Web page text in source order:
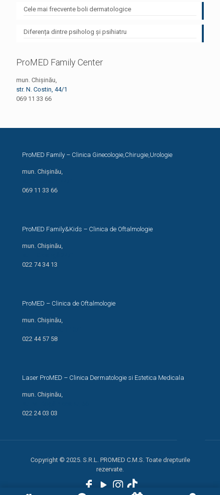
Cele mai frecvente boli dermatologice
Diferența dintre psiholog și psihiatru
ProMED Family Center
mun. Chișinău,
str. N. Costin, 44/1
069 11 33 66
ProMED Family – Clinica Ginecologie,Chirugie,Urologie
mun. Chișinău,
069 11 33 66
ProMED Family&Kids – Clinica de Oftalmologie
mun. Chișinău,
022 74 34 13
ProMED – Clinica de Oftalmologie
mun. Chișinău,
022 44 57 58
Laser ProMED – Clinica Dermatologie si Estetica Medicala
mun. Chișinău,
022 24 03 03
Copyright © 2025. S.R.L. PROMED C.M.S. Toate drepturile
rezervate.